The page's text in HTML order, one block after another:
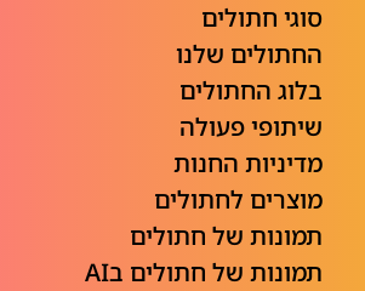
סוגי חתולים
החתולים שלנו
בלוג החתולים
שיתופי פעולה
מדיניות החנות
מוצרים לחתולים
תמונות של חתולים
תמונות של חתולים בAI